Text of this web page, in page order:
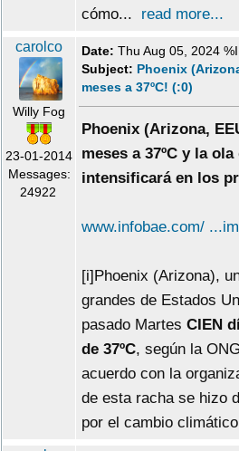
cómo... read more...
carolco
Willy Fog
23-01-2014
Messages:
24922
Date: Thu Aug 05, 2024
Subject: Phoenix
meses a 37ºC! (:0)
Phoenix (Arizona,
meses a 37ºC y la
intensificará en los
www.infobae.com/
[i]Phoenix (Arizona),
grandes de Estados
pasado Martes CIEN
de 37ºC, según la
acuerdo con la
de esta racha se hizo
por el cambio